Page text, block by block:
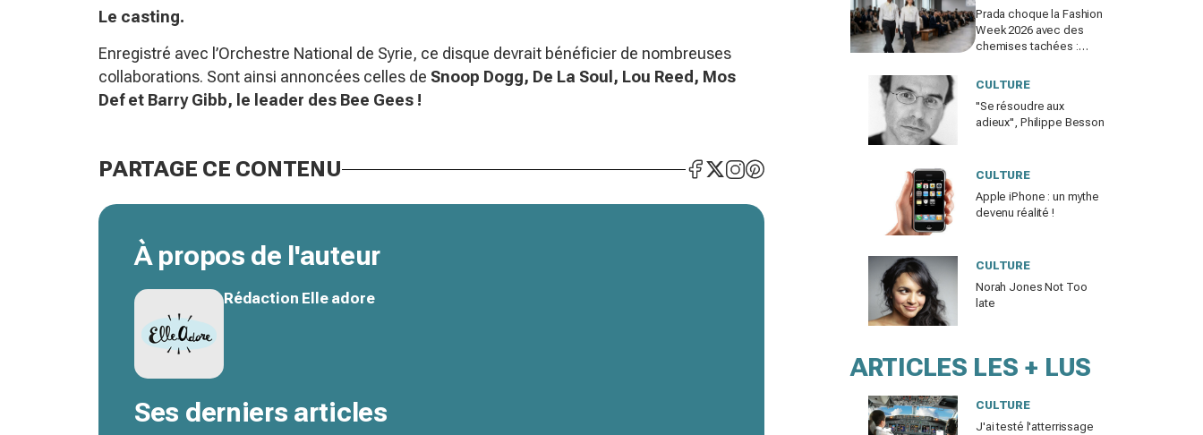
Le casting.
Enregistré avec l’Orchestre National de Syrie, ce disque devrait bénéficier de nombreuses
collaborations. Sont ainsi annoncées celles de Snoop Dogg, De La Soul, Lou Reed, Mos
Def et Barry Gibb, le leader des Bee Gees !
PARTAGE CE CONTENU
À propos de l'auteur
Rédaction Elle adore
Ses derniers articles
Prada choque la Fashion
Week 2026 avec des
chemises tachées :
manifeste assumé ?
CULTURE
"Se résoudre aux
adieux", Philippe Besson
CULTURE
Apple iPhone : un mythe
devenu réalité !
CULTURE
Norah Jones Not Too
late
ARTICLES LES + LUS
CULTURE
J'ai testé l'atterrissage